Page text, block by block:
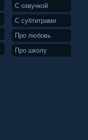
С озвучкой
С субтитрами
Про любовь
Про школу